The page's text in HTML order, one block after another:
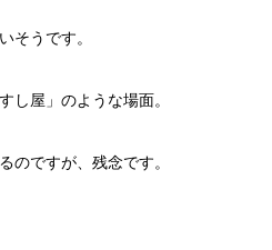
そうです。
し屋」のような場面。
のですが、残念です。